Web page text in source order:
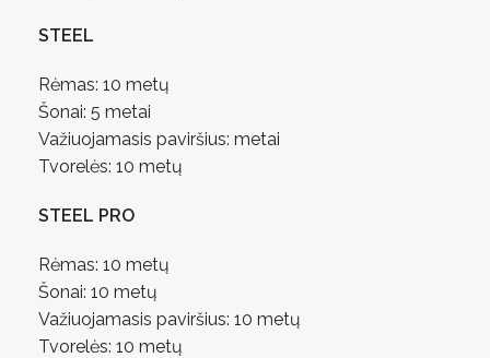
STEEL
Rėmas: 10 metų
Šonai: 5 metai
Važiuojamasis paviršius: metai
Tvorelės: 10 metų
STEEL PRO
Rėmas: 10 metų
Šonai: 10 metų
Važiuojamasis paviršius: 10 metų
Tvorelės: 10 metų